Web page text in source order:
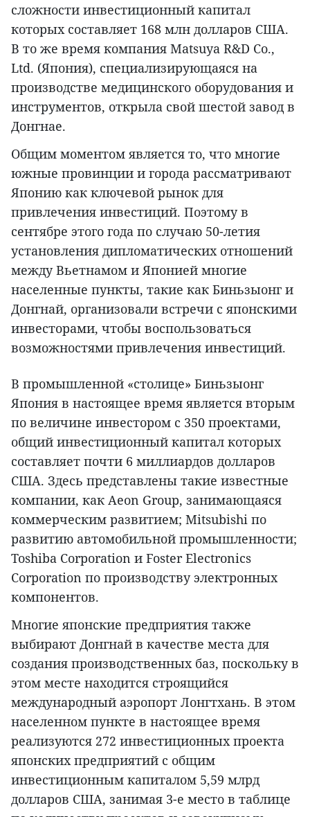
сложности инвестиционный капитал
которых составляет 168 млн долларов США.
В то же время компания Matsuya R&D Co.,
Ltd. (Япония), специализирующаяся на
производстве медицинского оборудования и
инструментов, открыла свой шестой завод в
Донгнае.
Общим моментом является то, что многие
южные провинции и города рассматривают
Японию как ключевой рынок для
привлечения инвестиций. Поэтому в
сентябре этого года по случаю 50-летия
установления дипломатических отношений
между Вьетнамом и Японией многие
населенные пункты, такие как Биньзыонг и
Донгнай, организовали встречи с японскими
инвесторами, чтобы воспользоваться
возможностями привлечения инвестиций.
В промышленной «столице» Биньзыонг
Япония в настоящее время является вторым
по величине инвестором с 350 проектами,
общий инвестиционный капитал которых
составляет почти 6 миллиардов долларов
США. Здесь представлены такие известные
компании, как Aeon Group, занимающаяся
коммерческим развитием; Mitsubishi по
развитию автомобильной промышленности;
Toshiba Corporation и Foster Electronics
Corporation по производству электронных
компонентов.
Многие японские предприятия также
выбирают Донгнай в качестве места для
создания производственных баз, поскольку в
этом месте находится строящийся
международный аэропорт Лонгтхань. В этом
населенном пункте в настоящее время
реализуются 272 инвестиционных проекта
японских предприятий с общим
инвестиционным капиталом 5,59 млрд
долларов США, занимая 3-е место в таблице